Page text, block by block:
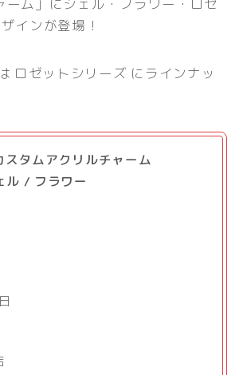
ーム」にシェル・フラワー・ロゼ
インが登場！
ロゼットシリーズ にラインナッ
スタムアクリルチャーム
ル / フラワー